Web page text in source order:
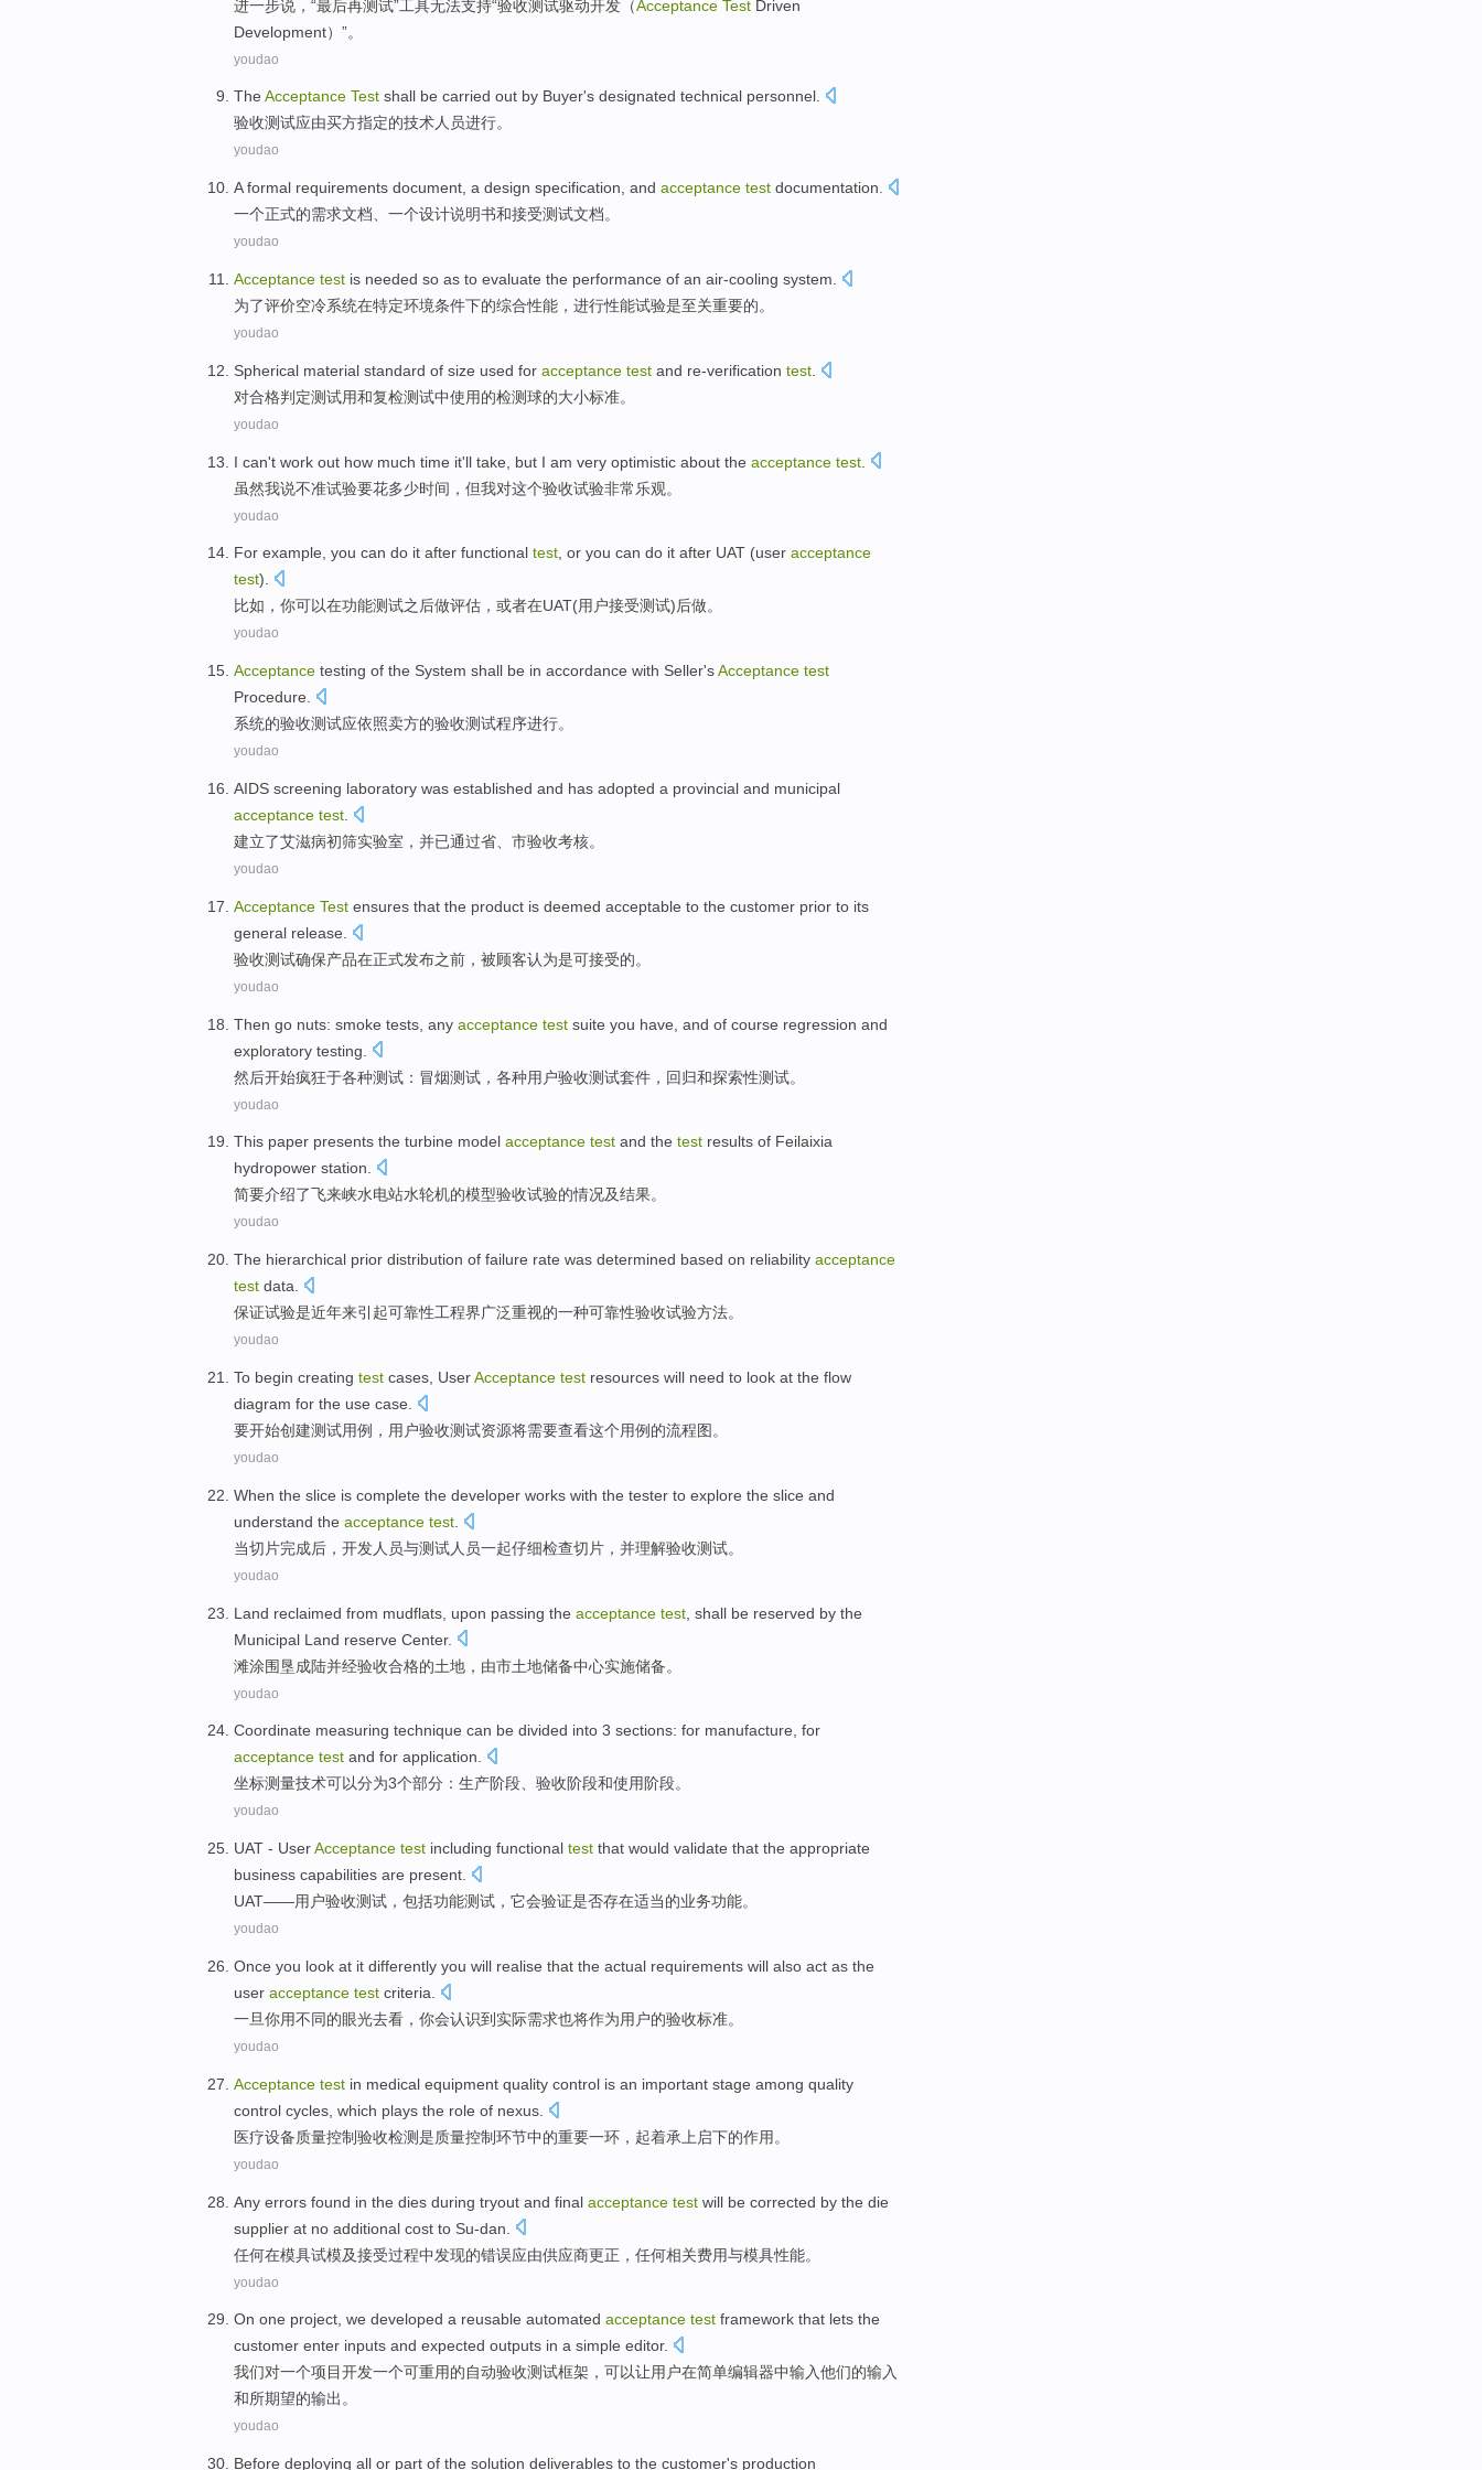
进一步说，“最后再测试”工具无法支持“验收测试驱动开发 （Acceptance Test Driven
Development）”。
youdao
The Acceptance Test shall be carried out by Buyer's designated technical personnel.
验收测试应由买方指定的技术人员进行。
youdao
A formal requirements document , a design specification and acceptance test documentation
一个正式的需求文档 、一个设计说明书和接受测试文档。
youdao
Acceptance test is needed so as to evaluate the performance of an air-cooling system
为了评价空冷系统在特定环境条件下的综合性能 ，进行性能试验是至关重要的。
youdao
Spherical material standard of size used for acceptance test and re-verification test
对合格判定测试用和复检测试中使用的检测球的大小标准。
youdao
I can't work out how much time it'll take but I am very optimistic about the acceptance test
虽然我说不准试验要花多少时间 ， 但我对这个验收试验非常 乐观。
youdao
For example, you can do it after functional test, or you can do it after UAT (user acceptance
test).
比如 ， 你可以在功能测试之后做评估， 或者在UAT(用户接受测试)后做。
youdao
Acceptance testing of the System shall be in accordance with Seller'sAcceptance test
Procedure
系统的验收测试应依照卖方的验收测试程序进行。
youdao
AIDS screening laboratory was established and has adopted a provincial and municipal
acceptance test
建立了艾滋病初筛实验室 ， 并已通过省 市验收考核。
youdao
Acceptance Test ensures that the product is deemed acceptable to the customer prior to its
general release
验收测试确保产品在正式发布之前 ，被顾客认为是可接受的。
youdao
Then go nuts: smoke tests any acceptance test suite you have, and of course regression and
exploratory testing
然后开始疯狂于各种测试 ： 冒烟测试 ，各种用户验收测试套件 ， 回归和探索性测试。
youdao
This paper presents the turbine model acceptance test and the test results of Feilaixia
hydropower station.
简要介绍了飞来峡水电站水轮机的模型验收试验的情况及结果。
youdao
The hierarchical prior distribution of failure rate was determined based on reliability acceptance
test data.
保证试验是近年来引起可靠性工程界广泛重视的一种可靠性验收试验方法。
youdao
To begin creating test cases UserAcceptance test resources will need to look at the flow
diagram for the use case
要开始创建测试用例 ， 用户验收测试资源将需要查看这个用例 的流程图 。
youdao
When the slice is complete the developer works with the tester to explore the slice and
understand the acceptance test
当切片完成后， 开发人员与测试人员一起仔细检查切片， 并理解验收测试。
youdao
Land reclaimed from mudflats , upon passing the acceptance test , shall be reserved by the
Municipal Land reserve Center.
滩涂围垦成陆并经验收合格的土地 ， 由市土地储备中心实施储备。
youdao
Coordinate measuring technique can be divided into 3 sections: for manufacture, for
acceptance test and for application.
坐标测量技术可以分为3个部分 ： 生产阶段、 验收阶段和使用 阶段。
youdao
UAT - UserAcceptance test including functional test that would validate that the appropriate
business capabilities are present
UAT——用户验收测试 ， 包括功能测试， 它会验证是否存在适当的业务功能。
youdao
Once you look at it differently you will realise that the actual requirements will also act as the
user acceptance test criteria
一旦你用不同的眼光去看，你会认识到 实际需求也将作为用户的验收标准。
youdao
Acceptance test in medical equipment quality control is an important stage among quality
control cycles which plays the role of nexus
医疗设备质量控制验收检测是质量控制环节中的重要一环 ， 起着承上启下的作用 。
youdao
Any errors found in the dies during tryout and final acceptance test will be corrected by the die
supplier at no additional cost to Su-dan
任何在模具试模及接受过程中发现的错误应由供应商更正 ， 任何相关费用与模具性能。
youdao
On one project, we developed a reusable automated acceptance test framework that lets the
customer enter inputs and expected outputs in a simple editor.
我们对一个项目开发一个可重用的自动验收测试框架 ， 可以让用户在简单编辑器中输入他们的输入
和所期望的输出。
youdao
Before deploying all or part of the solution deliverables to the customer's production